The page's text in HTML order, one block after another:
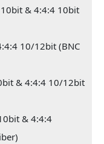
& 4:4:4 10bit
10/12bit (BNC
& 4:4:4 10/12bit
& 4:4:4